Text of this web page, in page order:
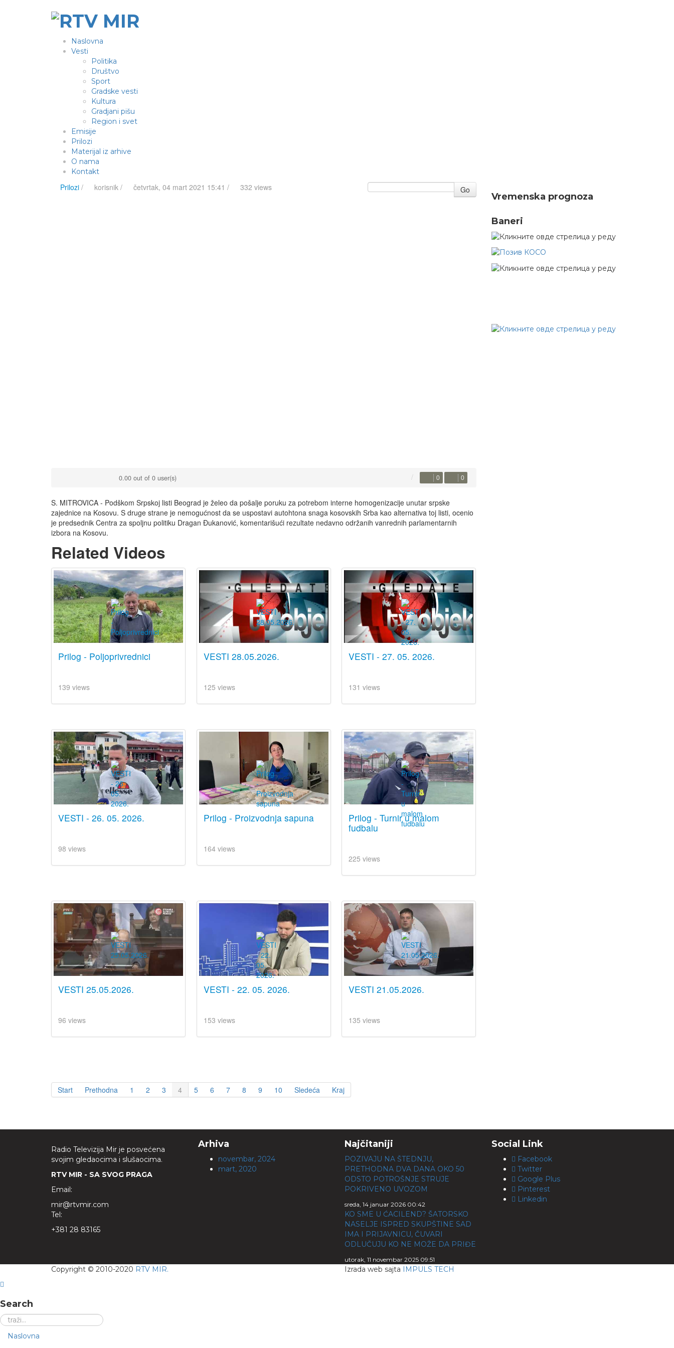
Naslovna
Vesti
Politika
Društvo
Sport
Gradske vesti
Kultura
Gradjani pišu
Region i svet
Emisije
Prilozi
Materijal iz arhive
O nama
Kontakt
Prilozi / korisnik / četvrtak, 04 mart 2021 15:41 / 332 views Go
0.00 out of 0 user(s) 0 0
S. MITROVICA - Podškom Srpskoj listi Beograd je želeo da pošalje poruku za potrebom interne homogenizacije unutar srpske
zajednice na Kosovu. S druge strane je nemogućnost da se uspostavi autohtona snaga kosovskih Srba kao alternativa toj listi, ocenio
je predsednik Centra za spoljnu politiku Dragan Đukanović, komentarišući rezultate nedavno održanih vanrednih parlamentarnih
izbora na Kosovu.
Related Videos
Prilog - Poljoprivrednici
139 views
VESTI 28.05.2026.
125 views
VESTI - 27. 05. 2026.
131 views
VESTI - 26. 05. 2026.
98 views
Prilog - Proizvodnja sapuna
164 views
Prilog - Turnir u malom
fudbalu
225 views
VESTI 25.05.2026.
96 views
VESTI - 22. 05. 2026.
153 views
VESTI 21.05.2026.
135 views
Start Prethodna 1 2 3 4 5 6 7 8 9 10 Sledeća Kraj
Vremenska prognoza
Baneri
Radio Televizija Mir je posvećena
svojim gledaocima i slušaocima.
RTV MIR - SA SVOG PRAGA
Email:
mir@rtvmir.com
Tel:
+381 28 83165
Arhiva
novembar, 2024
mart, 2020
Najčitaniji
POZIVAJU NA ŠTEDNJU,
PRETHODNA DVA DANA OKO 50
ODSTO POTROŠNJE STRUJE
POKRIVENO UVOZOM
sreda, 14 januar 2026 00:42
KO SME U ĆACILEND? ŠATORSKO
NASELJE ISPRED SKUPŠTINE SAD
IMA I PRIJAVNICU, ČUVARI
ODLUČUJU KO NE MOŽE DA PRIĐE
utorak, 11 novembar 2025 09:51
Social Link
Facebook
Twitter
Google Plus
Pinterest
Linkedin
Copyright © 2010-2020 RTV MIR. Izrada web sajta IMPULS TECH
Search
Naslovna